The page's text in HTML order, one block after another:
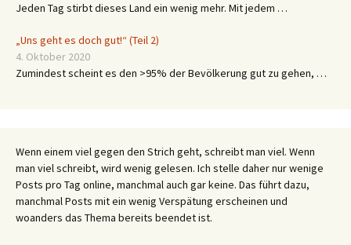
Jeden Tag stirbt dieses Land ein wenig mehr. Mit jedem …
„Uns geht es doch gut!“ (Teil 2)
4. Oktober 2020
Zumindest scheint es den >95% der Bevölkerung gut zu gehen, …
Wenn einem viel gegen den Strich geht, schreibt man viel. Wenn
man viel schreibt, wird wenig gelesen. Ich stelle daher nur wenige
Posts pro Tag online, manchmal auch gar keine. Das führt dazu,
manchmal Posts mit ein wenig Verspätung erscheinen und
woanders das Thema bereits beendet ist.